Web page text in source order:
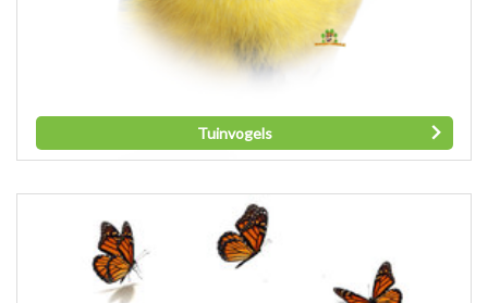
Tuinvogels